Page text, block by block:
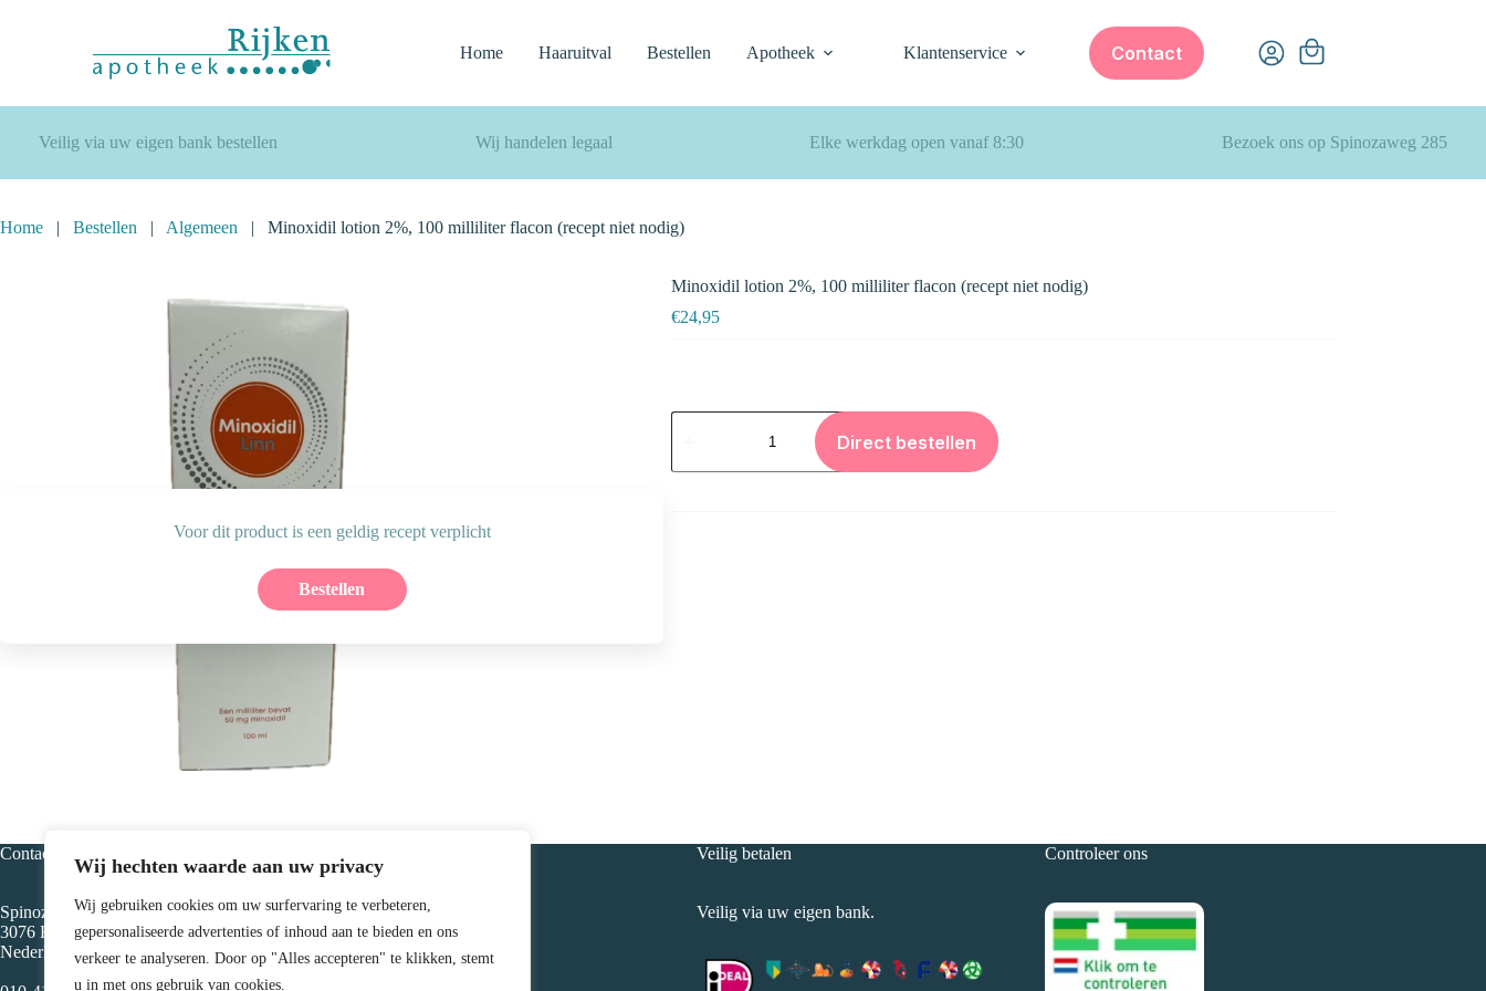
Wij hechten waarde aan uw privacy
Wij gebruiken cookies om uw surfervaring te verbeteren,
gepersonaliseerde advertenties of inhoud aan te bieden en ons
verkeer te analyseren. Door op "Alles accepteren" te klikken, stemt
u in met ons gebruik van cookies.
Voor dit product is een geldig recept verplicht
Bestellen
Home Haaruitval Bestellen Apotheek Klantenservice Contact Winkelwagen
Veilig via uw eigen bank bestellen Wij handelen legaal Elke werkdag open vanaf 8:30 Bezoek ons op Spinozaweg 285
Home | Bestellen | Algemeen | Minoxidil lotion 2%, 100 milliliter flacon (recept niet nodig)
Minoxidil lotion 2%, 100 milliliter flacon (recept niet nodig)
€24,95
Minoxidil
100
Direct bestellen
Contact
Spinozaweg 285
3076 EP Rotterdam
Nederland
Maandag: 8:30 - 17:30
Dinsdag: 8:30 - 17:30
Woensdag: 8:30 - 17:30
Donderdag: 8:30 - 17:30
Veilig betalen
Veilig via uw eigen bank.
Controleer ons